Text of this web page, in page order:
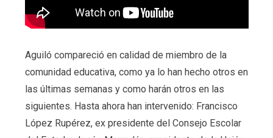
Aguiló compareció en calidad de miembro de la
comunidad educativa, como ya lo han hecho otros en
las últimas semanas y como harán otros en las
siguientes. Hasta ahora han intervenido: Francisco
López Rupérez, ex presidente del Consejo Escolar